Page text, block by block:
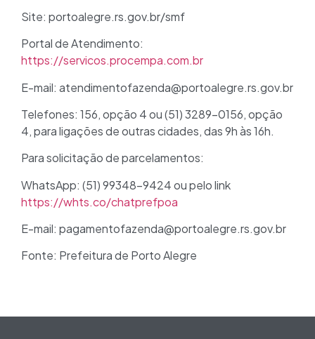
Site: portoalegre.rs.gov.br/smf
Portal de Atendimento:
https://servicos.procempa.com.br
E-mail: atendimentofazenda@portoalegre.rs.gov.br
Telefones: 156, opção 4 ou (51) 3289-0156, opção
4, para ligações de outras cidades, das 9h às 16h.
Para solicitação de parcelamentos:
WhatsApp: (51) 99348-9424 ou pelo link
https://whts.co/chatprefpoa
E-mail: pagamentofazenda@portoalegre.rs.gov.br
Fonte: Prefeitura de Porto Alegre